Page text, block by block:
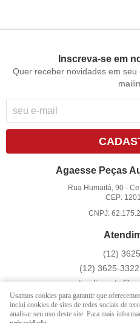
Inscreva-se em
Quer receber novidades em
Agaesse Peças
Rua Humaitá, 90 -
CEP:
CNPJ:
(12)
(12) 3625-3322
LOJA VIRTUAL CRIADA POR
Usamos cookies para garantir que
inclui cookies de sites de redes sociais de
analisar seu uso deste site. Para mais